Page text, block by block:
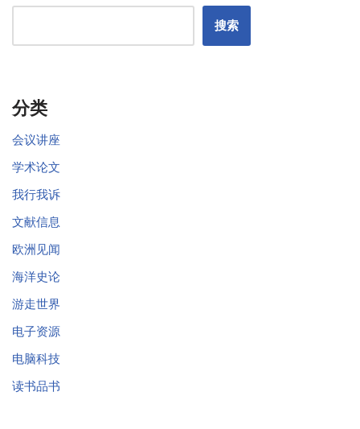
搜索
分类
会议讲座
学术论文
我行我诉
文献信息
欧洲见闻
海洋史论
游走世界
电子资源
电脑科技
读书品书